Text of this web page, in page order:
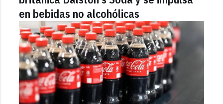
en bebidas no alcohólicas